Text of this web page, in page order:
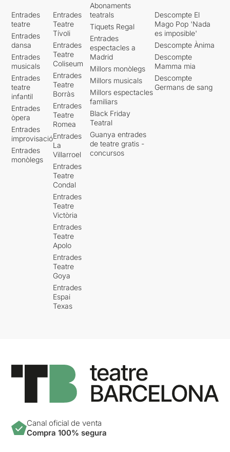
Entrades
teatre
Entrades
dansa
Entrades
musicals
Entrades
teatre
infantil
Entrades
òpera
Entrades
improvisació
Entrades
monòlegs
Entrades
Teatre
Tívoli
Entrades
Teatre
Coliseum
Entrades
Teatre
Borràs
Entrades
Teatre
Romea
Entrades
La
Villarroel
Entrades
Teatre
Condal
Entrades
Teatre
Victòria
Entrades
Teatre
Apolo
Entrades
Teatre
Goya
Entrades
Espai
Texas
Abonaments
teatrals
Tiquets Regal
Entrades
espectacles a
Madrid
Millors monòlegs
Millors musicals
Millors espectacles
familiars
Black Friday
Teatral
Guanya entrades
de teatre gratis -
concursos
Descompte El
Mago Pop 'Nada
es imposible'
Descompte Ànima
Descompte
Mamma mia
Descompte
Germans de sang
Canal oficial de venta
Compra 100% segura